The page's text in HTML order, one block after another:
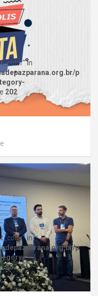
in
p
202
in
p
202